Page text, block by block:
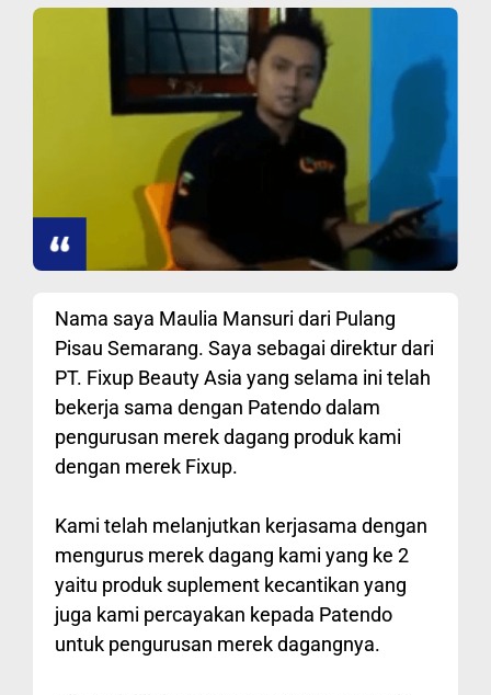
Nama saya Maulia Mansuri dari Pulang
Pisau Semarang. Saya sebagai direktur dari
PT. Fixup Beauty Asia yang selama ini telah
bekerja sama dengan Patendo dalam
pengurusan merek dagang produk kami
dengan merek Fixup.
Kami telah melanjutkan kerjasama dengan
mengurus merek dagang kami yang ke 2
yaitu produk suplement kecantikan yang
juga kami percayakan kepada Patendo
untuk pengurusan merek dagangnya.